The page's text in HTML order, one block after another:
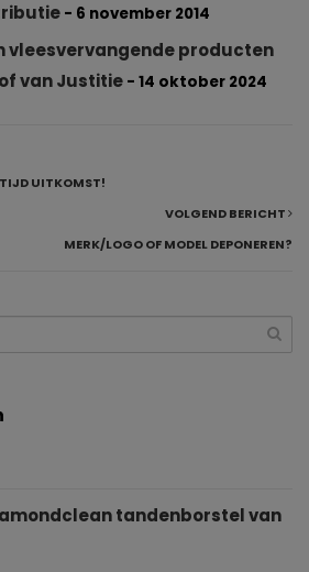
- 6 november 2014
vleesvervangende producten
van Justitie - 14 oktober 2024
UITKOMST!
VOLGEND BERICHT
MERK/LOGO OF MODEL DEPONEREN?
tandenborstel van